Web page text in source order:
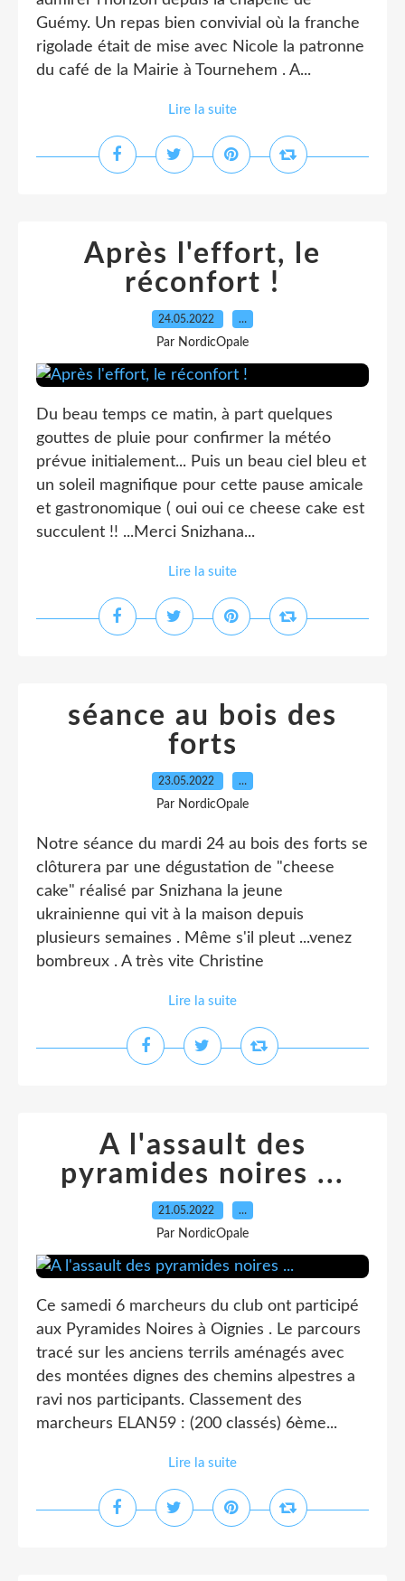
Guémy. Un repas bien convivial où la franche
rigolade était de mise avec Nicole la patronne
du café de la Mairie à Tournehem . A...
Lire la suite
Après l'effort, le
réconfort !
24.05.2022 …
Par NordicOpale
Du beau temps ce matin, à part quelques
gouttes de pluie pour confirmer la météo
prévue initialement... Puis un beau ciel bleu et
un soleil magnifique pour cette pause amicale
et gastronomique ( oui oui ce cheese cake est
succulent !! ...Merci Snizhana...
Lire la suite
séance au bois des
forts
23.05.2022 …
Par NordicOpale
Notre séance du mardi 24 au bois des forts se
clôturera par une dégustation de "cheese
cake" réalisé par Snizhana la jeune
ukrainienne qui vit à la maison depuis
plusieurs semaines . Même s'il pleut ...venez
bombreux . A très vite Christine
Lire la suite
A l'assault des
pyramides noires ...
21.05.2022 …
Par NordicOpale
Ce samedi 6 marcheurs du club ont participé
aux Pyramides Noires à Oignies . Le parcours
tracé sur les anciens terrils aménagés avec
des montées dignes des chemins alpestres a
ravi nos participants. Classement des
marcheurs ELAN59 : (200 classés) 6ème...
Lire la suite